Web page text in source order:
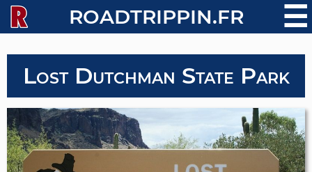
ROADTRIPPIN.FR ☰
Lost Dutchman State Park